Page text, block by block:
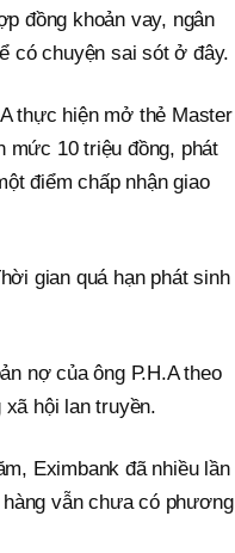
đồng khoản vay, ngân
có chuyện sai sót ở đây.
thực hiện mở thẻ Master
mức 10 triệu đồng, phát
điểm chấp nhận giao
gian quá hạn phát sinh
nợ của ông P.H.A theo
xã hội lan truyền.
Eximbank đã nhiều lần
vẫn chưa có phương